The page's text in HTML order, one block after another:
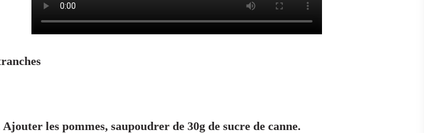
les pommes, saupoudrer de 30g de sucre de canne.